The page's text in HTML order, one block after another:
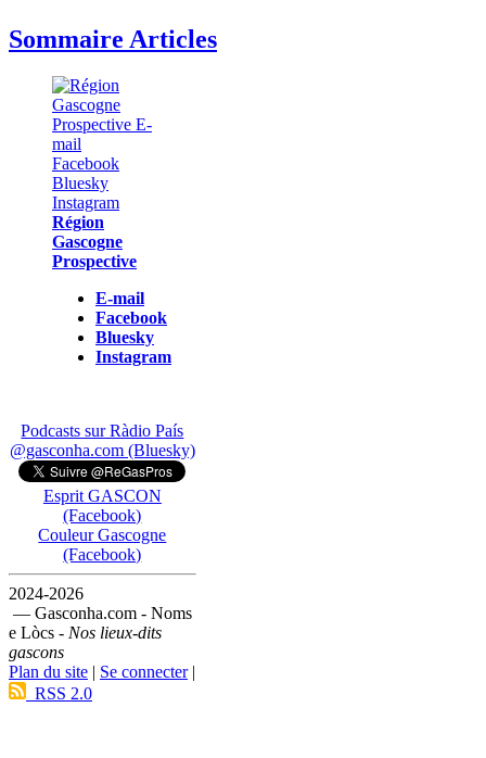
Sommaire Articles
Région
Gascogne
Prospective
E-mail
Facebook
Bluesky
Instagram
Podcasts sur Ràdio País
@gasconha.com (Bluesky)
Esprit GASCON
(Facebook)
Couleur Gascogne
(Facebook)
2024-2026
— Gasconha.com - Noms
e Lòcs - Nos lieux-dits
gascons
Plan du site | Se connecter|
RSS 2.0